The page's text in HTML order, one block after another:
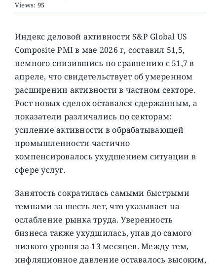
Views: 95
Индекс деловой активности S&P Global US
Composite PMI в мае 2026 г, составил 51,5,
немного снизившись по сравнению с 51,7 в
апреле, что свидетельствует об умеренном
расширении активности в частном секторе.
Рост новых сделок оставался сдержанным, а
показатели различались по секторам:
усиление активности в обрабатывающей
промышленности частично
компенсировалось ухудшением ситуации в
сфере услуг.
Занятость сократилась самыми быстрыми
темпами за шесть лет, что указывает на
ослабление рынка труда. Уверенность
бизнеса также ухудшилась, упав до самого
низкого уровня за 13 месяцев. Между тем,
инфляционное давление оставалось высоким,